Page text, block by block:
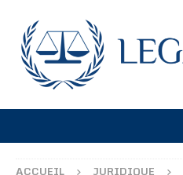
ACCUEIL JURIDIQUE